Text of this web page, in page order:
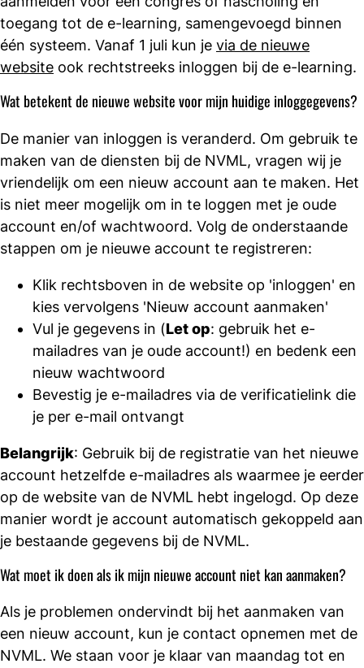
toegang tot de e-learning, samengevoegd binnen
één systeem. Vanaf 1 juli kun je via de nieuwe
website ook rechtstreeks inloggen bij de e-learning.
Wat betekent de nieuwe website voor mijn huidige inloggegevens?
De manier van inloggen is veranderd. Om gebruik te
maken van de diensten bij de NVML, vragen wij je
vriendelijk om een nieuw account aan te maken. Het
is niet meer mogelijk om in te loggen met je oude
account en/of wachtwoord. Volg de onderstaande
stappen om je nieuwe account te registreren:
Klik rechtsboven in de website op 'inloggen' en
kies vervolgens 'Nieuw account aanmaken'
Vul je gegevens in (Let op: gebruik het e-
mailadres van je oude account!) en bedenk een
nieuw wachtwoord
Bevestig je e-mailadres via de verificatielink die
je per e-mail ontvangt
Belangrijk: Gebruik bij de registratie van het nieuwe
account hetzelfde e-mailadres als waarmee je eerder
op de website van de NVML hebt ingelogd. Op deze
manier wordt je account automatisch gekoppeld aan
je bestaande gegevens bij de NVML.
Wat moet ik doen als ik mijn nieuwe account niet kan aanmaken?
Als je problemen ondervindt bij het aanmaken van
een nieuw account, kun je contact opnemen met de
NVML. We staan voor je klaar van maandag tot en